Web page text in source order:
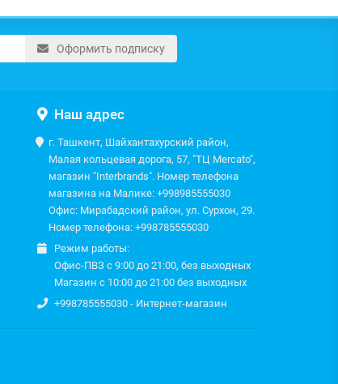
Оформить подписку
Наш адрес
г. Ташкент, Шайхантахурский район,
Малая кольцевая дорога, 57, "ТЦ Mercato",
магазин "Interbrands". Номер телефона
магазина на Малике: +998985555030
Офис: Мирабадский район, ул. Сурхон, 29.
Номер телефона: +998785555030
Режим работы:
Офис-ПВЗ с 9:00 до 21:00, без выходных
Магазин с 10:00 до 21:00 без выходных
+998785555030 - Интернет-магазин